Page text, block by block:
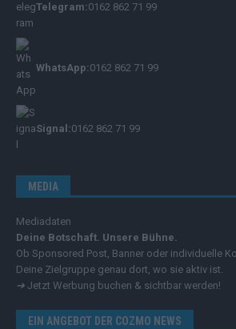
Telegram:0162 862 71 99
WhatsApp:0162 862 71 99
Signal:0162 862 71 99
MEDIA
Mediadaten
Deine Botschaft. Unsere Bühne.
Ob Sponsored Post, Banner oder individuelle
Deine Zielgruppe genau dort, wo sie aktiv ist.
➔ Jetzt Werbung buchen & sichtbar werden!
EIN ANGEBOT DER COZMO NEWS